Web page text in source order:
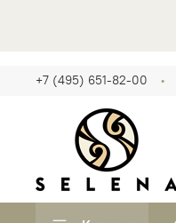
+7 (495) 651-82-00